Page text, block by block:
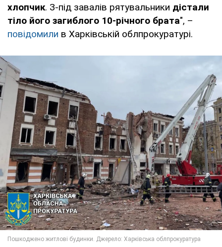
хлопчик. З-під завалів рятувальники дістали
тіло його загиблого 10-річного брата", –
повідомили в Харківській облпрокуратурі.